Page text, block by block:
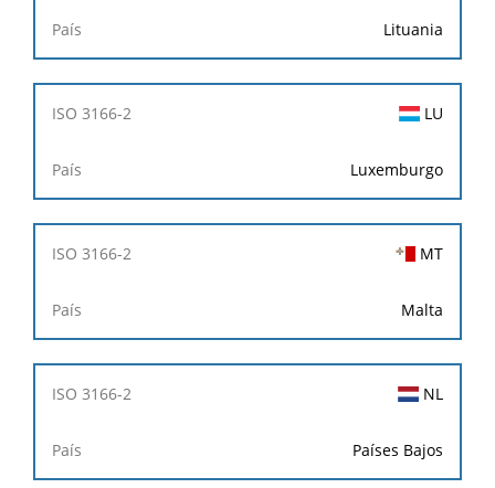
Lituania
LU
Luxemburgo
MT
Malta
NL
Países Bajos